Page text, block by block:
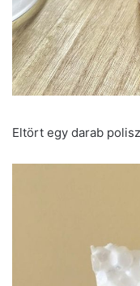
Eltört egy darab